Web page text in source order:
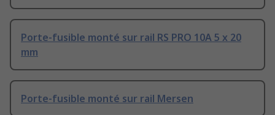
Porte-fusible monté sur rail RS PRO 10A 5 x 20
mm
Porte-fusible monté sur rail Mersen